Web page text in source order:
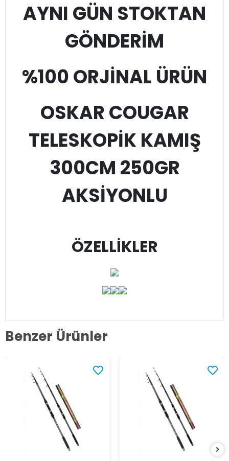
AYNI GÜN STOKTAN
GÖNDERİM
%100 ORJİNAL ÜRÜN
OSKAR COUGAR
TELESKOPİK KAMIŞ
300CM 250GR
AKSİYONLU
ÖZELLİKLER
Benzer Ürünler